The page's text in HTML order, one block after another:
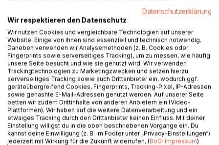
angenehm, ferne Länder rückten näher und es gab immer
Action. Aber dann wird plötzlich alles anders, denn Gideon
Winter bekommt ein heimtückisches, psychisches
Handicap ohne Chance auf Heilung. Doch obwohl ihn alle
abschreiben, kämpft er sich zurück ins Leben. Der Trip
namens Leben ist das christliche und autobiografische
Indie-Buch: eine wahre Geschichte aus Hessen mit Reisen
nach Afrika.
Leseprobe: ,,Akazien, Hochebenen, große Berge, das Rift
Valley: Die Tiefe und Stille der Landschaft und die Ruhe, die
sie ausstrahlt, sollten mich fortan noch öfters in den Bann
ziehen. Wohl jeder Afrika-Reisende kennt das Gefühl der
Geborgenheit in diesem grandiosen Szenario. Das Zirpen
Datenschutzerklärung
Wir respektieren den Datenschutz
Wir nutzen Cookies und vergleichbare Technologien auf unserer
Website. Einige von ihnen sind essenziell und technisch notwendig.
Daneben verwenden wir Analysemethoden (z. B. Cookies oder
Fingerprints sowie serverseitiges Tracking), um zu messen, wie häufig
unsere Seite besucht und wie sie genutzt wird. Wir verwenden
Trackingtechnologien zu Marketingzwecken und setzen hierzu
serverseitiges Tracking sowie auch Drittanbieter ein, wodurch ggf.
geräteübergreifend Cookies, Fingerprints, Tracking-Pixel, IP-Adressen
sowie gehashte E-Mail-Adressen genutzt werden. Auf unserer Seite
betten wir zudem Drittinhalte von anderen Anbietern ein (Video-
Plattformen). Wir haben auf die weitere Datenverarbeitung und ein
etwaiges Tracking durch den Drittanbieter keinen Einfluss. Mit deiner
Einstellung willigst du in die oben beschriebenen Vorgänge ein. Du
kannst deine Einwilligung (z. B. im Footer unter „Privacy-Einstellungen“)
jederzeit mit Wirkung für die Zukunft widerrufen. (BoD-Impressum)